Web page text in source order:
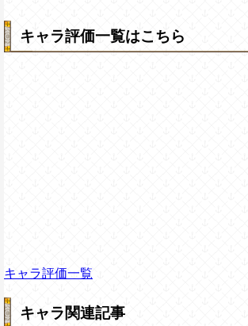
キャラ評価一覧はこちら
キャラ評価一覧
キャラ関連記事